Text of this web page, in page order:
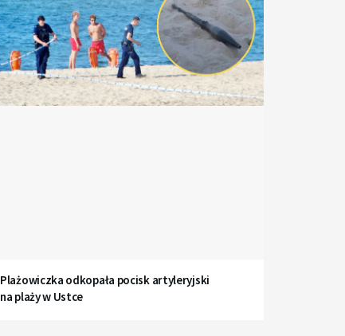
Plażowiczka odkopała pocisk artyleryjski
na plaży w Ustce